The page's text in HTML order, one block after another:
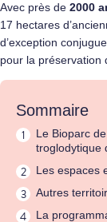
Avec près de 2000
17 hectares
d’exception conjugue
pour la préservation
Sommaire
Le Bioparc
troglodytique
Les espaces
Autres
La